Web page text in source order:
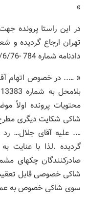
»
تهران ارجاع گردیده و
دادنامه شماره 784 -13/6/76 خلاصتاً چنین مقرر داشته است:
« ….. در خصوص اتهام
محتویات پرونده اولاً
شاكی شكایت دیگری
…. علیه آقای جلال…
صادركنندگان چكهای
شاكی خصوصی قابل
سوی شاكی خصوص به